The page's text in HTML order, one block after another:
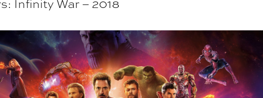
Infinity War – 2018